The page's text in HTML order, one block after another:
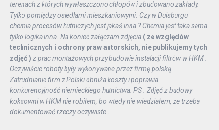
terenach z których wywłaszczono chłopów i zbudowano zakłady.
Tylko pomiędzy osiedlami mieszkaniowymi. Czy w Duisburgu
chemia procesów hutniczych jest jakaś inna ? Chemia jest taka sama
tylko logika inna. Na koniec załączam zdjęcia ( ze względów
technicznych i ochrony praw autorskich, nie publikujemy tych
zdjęć ) z prac montażowych przy budowie instalacji filtrów w HKM .
Oczywiście roboty były wykonywane przez firmę polską.
Zatrudnianie firm z Polski obniża koszty i poprawia
konkurencyjność niemieckiego hutnictwa. PS . Zdjęć z budowy
koksowni w HKM nie robiłem, bo wtedy nie wiedziałem, że trzeba
dokumentować rzeczy oczywiste .